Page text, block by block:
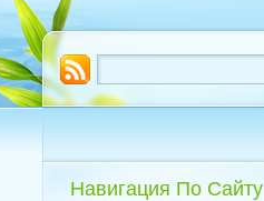
Навигация По Сайту